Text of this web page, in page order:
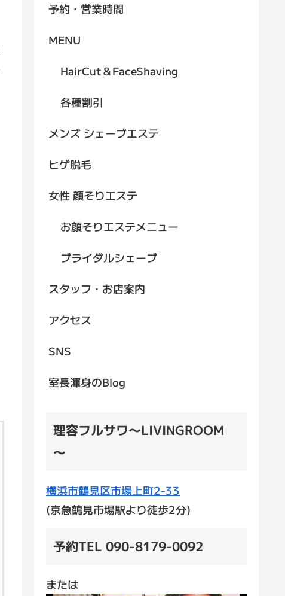
予約・営業時間
MENU
HairCut＆FaceShaving
各種割引
メンズ シェーブエステ
ヒゲ脱毛
女性 顔そりエステ
お顔そりエステメニュー
ブライダルシェーブ
スタッフ・お店案内
アクセス
SNS
室長渾身のBlog
理容フルサワ～LIVINGROOM
～
横浜市鶴見区市場上町2-33
(京急鶴見市場駅より徒歩2分)
予約TEL 090-8179-0092
または